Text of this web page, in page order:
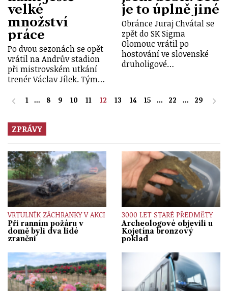
velké
množství
práce
Po dvou sezonách se opět
vrátil na Andrův stadion
při mistrovském utkání
trenér Václav Jílek. Tým…
je to úplně jiné
Obránce Juraj Chvátal se
zpět do SK Sigma
Olomouc vrátil po
hostování ve slovenské
druholigové…
1 ... 8 9 10 11 12 13 14 15 ... 22 ... 29
ZPRÁVY
VRTULNÍK ZÁCHRANKY V AKCI
Při ranním požáru v
domě byli dva lidé
zraněni
3000 LET STARÉ PŘEDMĚTY
Archeologové objevili u
Kojetína bronzový
poklad